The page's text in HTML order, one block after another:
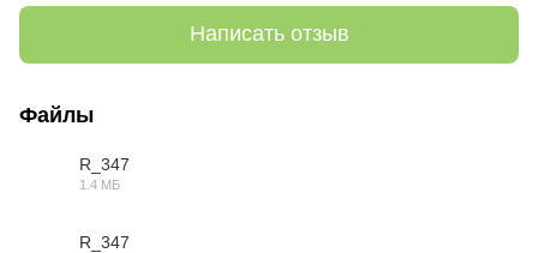
Написать отзыв
Файлы
R_347
1.4 МБ
R_347